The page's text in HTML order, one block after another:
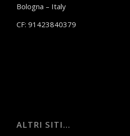
Bologna – Italy
CF: 91423840379
ALTRI SITI…